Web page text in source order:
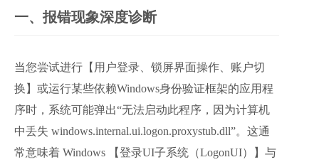
一、报错现象深度诊断
当您尝试进行【用户登录、锁屏界面操作、账户切
换】或运行某些依赖Windows身份验证框架的应用程
序时，系统可能弹出“无法启动此程序，因为计算机
中丢失 windows.internal.ui.logon.proxystub.dll”。这通
常意味着 Windows 【登录UI子系统（LogonUI）】与